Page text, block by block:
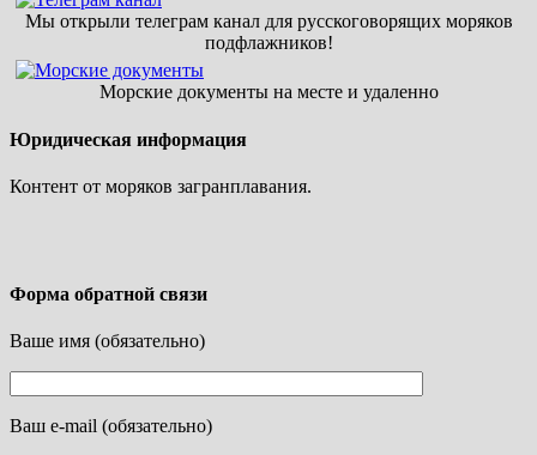
Мы открыли телеграм канал для русскоговорящих моряков
подфлажников!
Морские документы на месте и удаленно
Юридическая информация
Контент от моряков загранплавания.
Форма обратной связи
Ваше имя (обязательно)
Ваш e-mail (обязательно)